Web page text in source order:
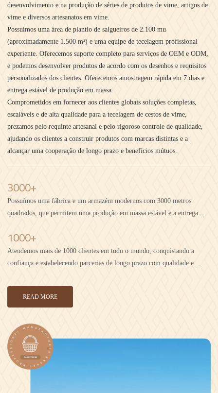
desenvolvimento e na produção de séries de produtos de vime, artigos de
vime e diversos artesanatos em vime.
Possuímos uma área de plantio de salgueiros de 2.100 mu
(aproximadamente 1.500 m²) e uma equipe de tecelagem profissional
experiente. Oferecemos suporte completo para serviços de OEM e ODM,
e podemos desenvolver produtos de acordo com os desenhos e requisitos
personalizados dos clientes. Oferecemos amostragem rápida em 7 dias e
entrega estável de produção em massa.
Comprometidos em fornecer aos clientes globais soluções completas,
escaláveis ​​e de alta qualidade para a tecelagem de cestos de vime,
prezamos pelo requinte artesanal e pelo rigoroso controle de qualidade,
ajudando os clientes a construir produtos com marcas distintas e a
alcançar uma cooperação de longo prazo e benefícios mútuos.
3000+
Possuímos uma fábrica e um armazém modernos com 3000 metros
quadrados, que permitem uma produção em massa estável e a entrega
1000+
Atendemos mais de 1000 clientes em todo o mundo, conquistando a
confiança e estabelecendo parcerias de longo prazo com qualidade e
READ MORE